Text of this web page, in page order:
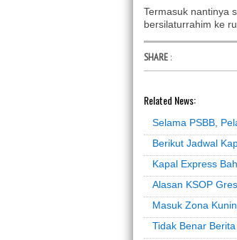
Termasuk nantinya
bersilaturrahim ke
SHARE :
Related News:
Selama PSBB,
Berikut Jadwal
Kapal Express
Alasan KSOP
Masuk Zona
Tidak Benar